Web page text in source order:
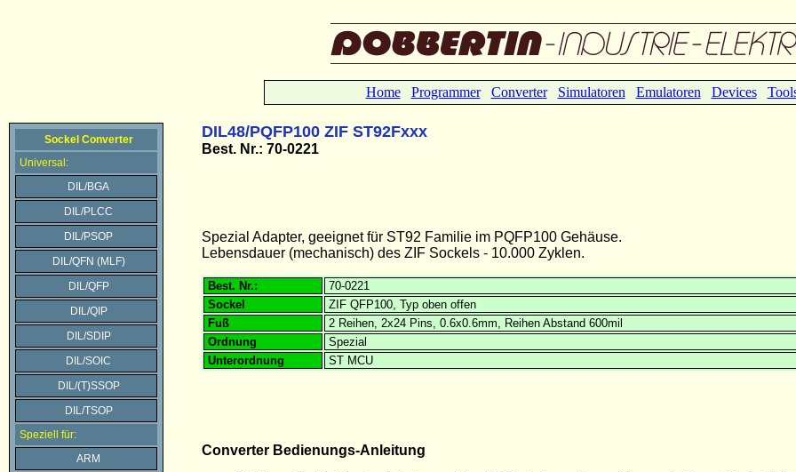
Home Programmer Converter Simulatoren Emulatoren Devices
Sockel Converter
Universal:
DIL/BGA
DIL/PLCC
DIL/PSOP
DIL/QFN (MLF)
DIL/QFP
DIL/QIP
DIL/SDIP
DIL/SOIC
DIL/(T)SSOP
DIL/TSOP
Speziell für:
ARM
DIL48/PQFP100 ZIF ST92Fxxx
Best. Nr.: 70-0221
Spezial Adapter, geeignet für ST92 Familie im PQFP100 Gehäuse.
Lebensdauer (mechanisch) des ZIF Sockels - 10.000 Zyklen.
Best. Nr.:
70-0221
Sockel
ZIF QFP100, Typ oben offen
Fuß
2 Reihen, 2x24 Pins, 0.6x0.6mm, Reihen Abstand 600mil
Ordnung
Spezial
Unterordnung
ST MCU
Converter Bedienungs-Anleitung